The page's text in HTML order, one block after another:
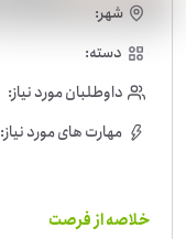
شهر:
دسته:
داوطلبان مورد نیاز:
مهارت های مورد نیاز:
خلاصه از فرصت